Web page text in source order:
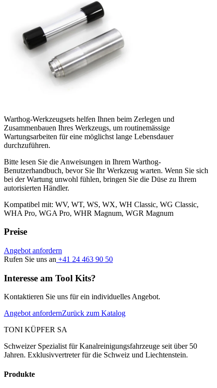
Warthog-Werkzeugsets helfen Ihnen beim Zerlegen und
Zusammenbauen Ihres Werkzeugs, um routinemässige
Wartungsarbeiten für eine möglichst lange Lebensdauer
durchzuführen.
Bitte lesen Sie die Anweisungen in Ihrem Warthog-
Benutzerhandbuch, bevor Sie Ihr Werkzeug warten. Wenn Sie sich
bei der Wartung unwohl fühlen, bringen Sie die Düse zu Ihrem
autorisierten Händler.
Kompatibel mit: WV, WT, WS, WX, WH Classic, WG Classic,
WHA Pro, WGA Pro, WHR Magnum, WGR Magnum
Preise
Angebot anfordern
Rufen Sie uns an +41 24 463 90 50
Interesse am Tool Kits?
Kontaktieren Sie uns für ein individuelles Angebot.
Angebot anfordernZurück zum Katalog
TONI KÜPFER SA
Schweizer Spezialist für Kanalreinigungsfahrzeuge seit über 50
Jahren. Exklusivvertreter für die Schweiz und Liechtenstein.
Produkte